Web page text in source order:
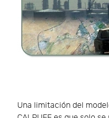
Una limitación del